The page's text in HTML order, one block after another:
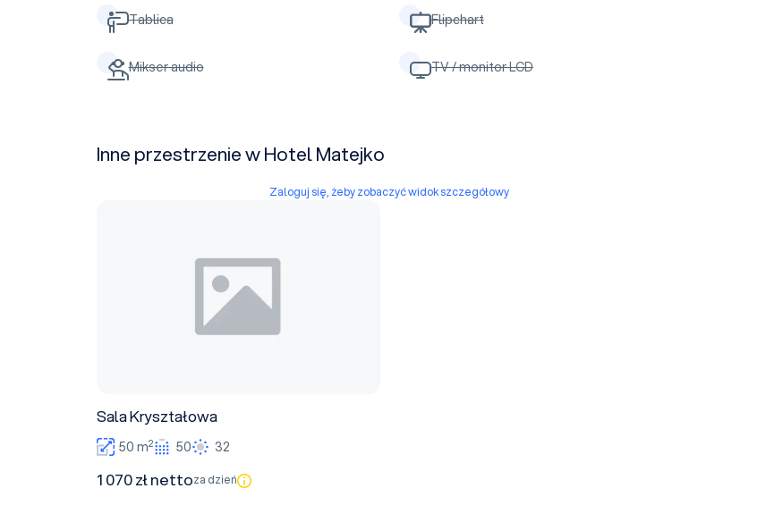
Tablica Flipchart
Mikser audio TV / monitor LCD
Inne przestrzenie w Hotel Matejko
Zaloguj się, żeby zobaczyć widok szczegółowy
Sala Kryształowa
50 m2 50 32
1 070 zł nettoza dzień